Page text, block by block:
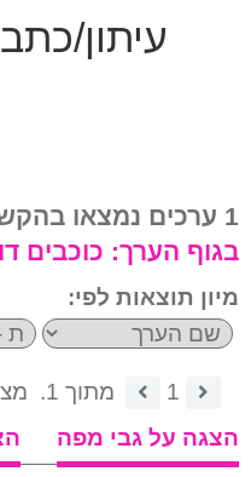
עיתון/
1 ערכים נמצאו בהקשר לנושא:
בגוף הערך: כוכבים
מיון תוצאות לפי:
1 מתוך 1.
מציג 1
הצגה על גבי מפה